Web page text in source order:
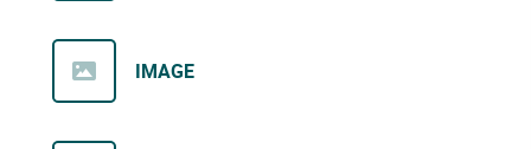
IMAGE